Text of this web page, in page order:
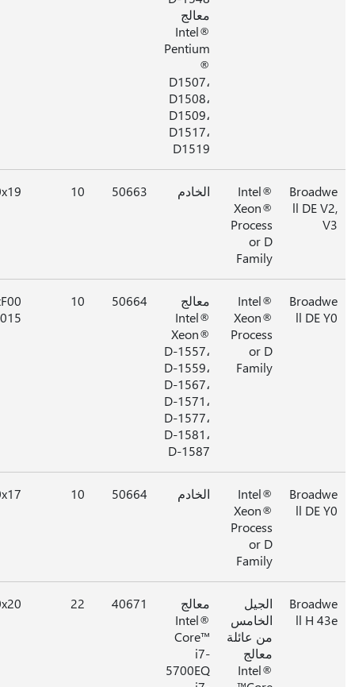
معالج
Intel®
Pentium
D1507،
D1508،
D1509،
D1517،
D1519
ll DE
Intel®
Xeon®
Process
Family
الخادم 50663
ll DE
Intel®
Xeon®
Process
Family
معالج
Intel®
Xeon®
D-1557،
D-1559،
D-1567،
D-1571،
D-1577،
D-1581،
D-1587
50664
0xF00
0015
ll DE
Intel®
Xeon®
Process
Family
الخادم 50664
ll H
الجيل
الخامس
من عائلة
معالج
Intel®
معالج
Intel®
Core™
5700EQ
40671